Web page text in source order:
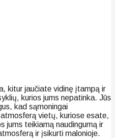
kitur jaučiate vidinę įtampą ir
kurios jums nepatinka. Jūs
kad sąmoningai
vietų, kuriose esate,
jums teikiamą naudingumą ir
ir įsikurti malonioje.